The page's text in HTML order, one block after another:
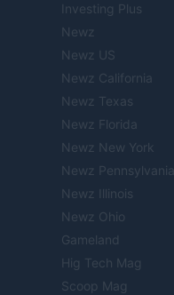
Investing Plus
Newz
Newz US
Newz California
Newz Texas
Newz Florida
Newz New York
Newz Pennsylvania
Newz Illinois
Newz Ohio
Gameland
Hig Tech Mag
Scoop Mag